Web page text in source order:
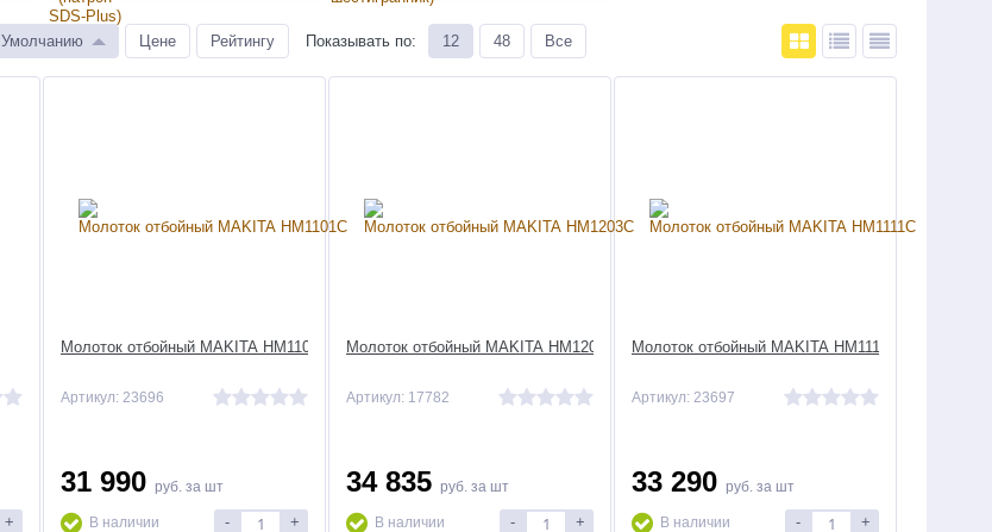
Умолчанию Цене Рейтингу Показывать по: 12 48 Все
+
Молоток отбойный MAKITA HM1101C
Артикул: 23696
31 990 руб. за шт
В наличии - +
Молоток отбойный MAKITA HM1203C
Артикул: 17782
34 835 руб. за шт
В наличии - +
Молоток отбойный MAKITA HM1111C
Артикул: 23697
33 290 руб. за шт
В наличии - +